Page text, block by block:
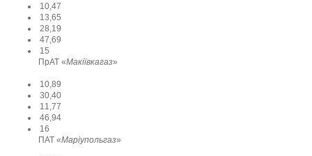
10,47
13,65
28,19
47,69
15
ПрАТ «Макіївкагаз»
10,89
30,40
11,77
46,94
16
ПАТ «Маріупольгаз»